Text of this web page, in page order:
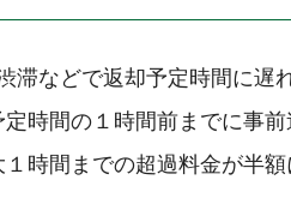
滞などで返却予定時間に遅
定時間の１時間前までに事
１時間までの超過料金が半額